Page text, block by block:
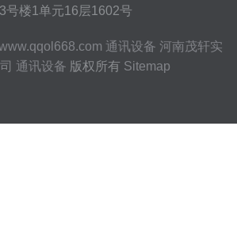
号楼1单元16层1602号
通讯设备 河南茂轩实
通讯设备 版权所有 Sitemap